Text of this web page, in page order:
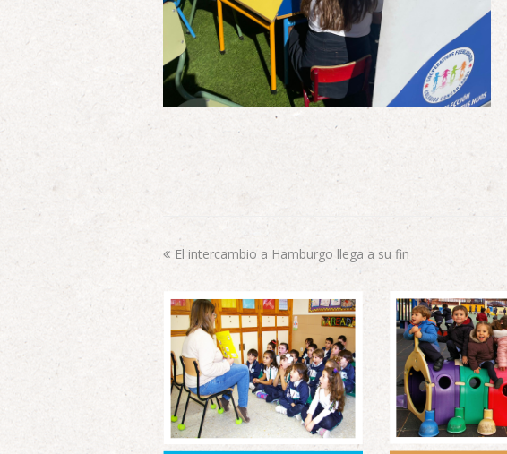
El intercambio a Hamburgo llega a su fin